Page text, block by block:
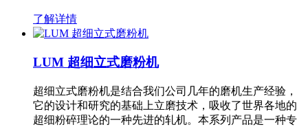
了解详情
LUM 超细立式磨粉机
超细立式磨粉机是结合我们公司几年的磨机生产经验，
它的设计和研究的基础上立磨技术，吸收了世界各地的
超细粉碎理论的一种先进的轧机。本系列产品是一种专